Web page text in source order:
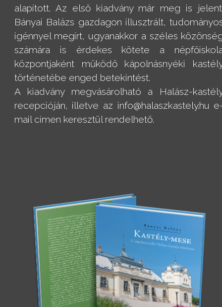
alapított. Az első kiadvány már meg is
Bányai Balázs gazdagon illusztrált,
igénnyel megírt, ugyanakkor a széles
számára is érdekes kötete a
központjaként működő kápolnásnyéki
történetébe enged betekintést.
A kiadvány megvásárolható a Halász-
recepcióján, illetve az info@halaszkastely.hu
mail címen keresztül rendelhető.